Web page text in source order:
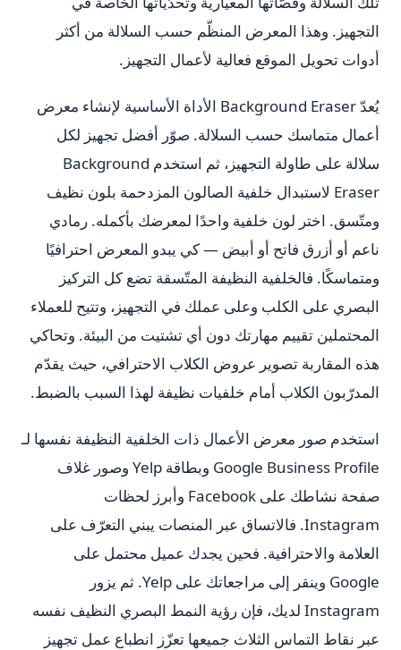
التجهيز. وهذا المعرض المنظّم حسب السلالة من أكثر
أدوات تحويل الموقع فعالية لأعمال التجهيز.
يُعدّ Background Eraser الأداة الأساسية لإنشاء معرض
أعمال متماسك حسب السلالة. صوّر أفضل تجهيز لكل
سلالة على طاولة التجهيز، ثم استخدم Background
Eraser لاستبدال خلفية الصالون المزدحمة بلون نظيف
ومتّسق. اختر لون خلفية واحدًا لمعرضك بأكمله. رمادي
ناعم أو أزرق فاتح أو أبيض — كي يبدو المعرض احترافيًا
ومتماسكًا. فالخلفية النظيفة المتّسقة تضع كل التركيز
البصري على الكلب وعلى عملك في التجهيز، وتتيح للعملاء
المحتملين تقييم مهارتك دون أي تشتيت من البيئة. وتحاكي
هذه المقاربة تصوير عروض الكلاب الاحترافي، حيث يقدّم
المدرّبون الكلاب أمام خلفيات نظيفة لهذا السبب بالضبط.
استخدم صور معرض الأعمال ذات الخلفية النظيفة نفسها لـ
Google Business Profile وبطاقة Yelp وصور غلاف
صفحة نشاطك على Facebook وأبرز لحظات
Instagram. فالاتساق عبر المنصات يبني التعرّف على
العلامة والاحترافية. فحين يجدك عميل محتمل على
Google وينقر إلى مراجعاتك على Yelp. ثم يزور
Instagram لديك، فإن رؤية النمط البصري النظيف نفسه
عبر نقاط التماس الثلاث جميعها تعزّز انطباع عمل تجهيز